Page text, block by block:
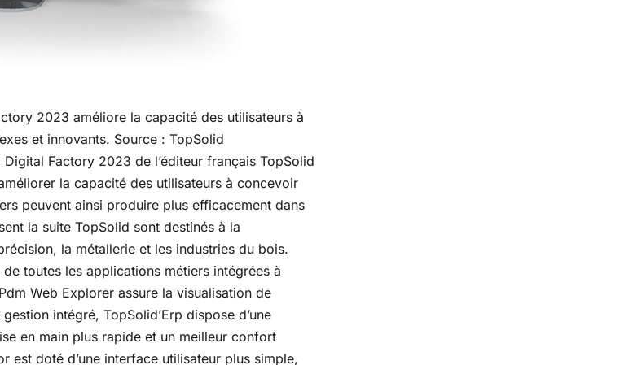
2023 améliore la capacité des utilisateurs à
et innovants. Source : TopSolid
Factory 2023 de l’éditeur français TopSolid
la capacité des utilisateurs à concevoir
peuvent ainsi produire plus efficacement dans
la suite TopSolid sont destinés à la
la métallerie et les industries du bois.
toutes les applications métiers intégrées à
Web Explorer assure la visualisation de
intégré, TopSolid’Erp dispose d’une
en main plus rapide et un meilleur confort
est doté d’une interface utilisateur plus simple,